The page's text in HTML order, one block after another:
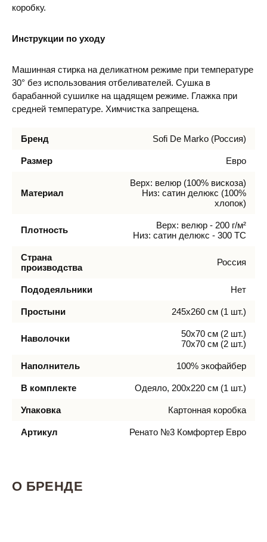
коробку.
Инструкции по уходу
Машинная стирка на деликатном режиме при температуре
30° без использования отбеливателей. Сушка в
барабанной сушилке на щадящем режиме. Глажка при
средней температуре. Химчистка запрещена.
Бренд Sofi De Marko (Россия)
Размер Евро
Материал
Верх: велюр (100% вискоза)
Низ: сатин делюкс (100%
хлопок)
Плотность
Верх: велюр - 200 г/м²
Низ: сатин делюкс - 300 ТС
Страна
производства
Россия
Пододеяльники Нет
Простыни 245х260 см (1 шт.)
Наволочки
50х70 см (2 шт.)
70х70 см (2 шт.)
Наполнитель 100% экофайбер
В комплекте Одеяло, 200х220 см (1 шт.)
Упаковка Картонная коробка
Артикул Ренато №3 Комфортер Евро
О БРЕНДЕ